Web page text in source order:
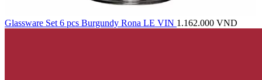
Glassware Set 6 pcs Burgundy Rona LE VIN 1.162.000 VND